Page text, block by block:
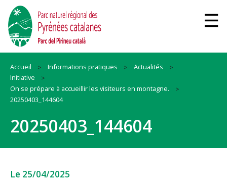
Accueil Informations pratiques
Actualités
Initiative
On se prépare à accueillir les visiteurs en montagne.
20250403_144604
20250403_144604
Le 25/04/2025